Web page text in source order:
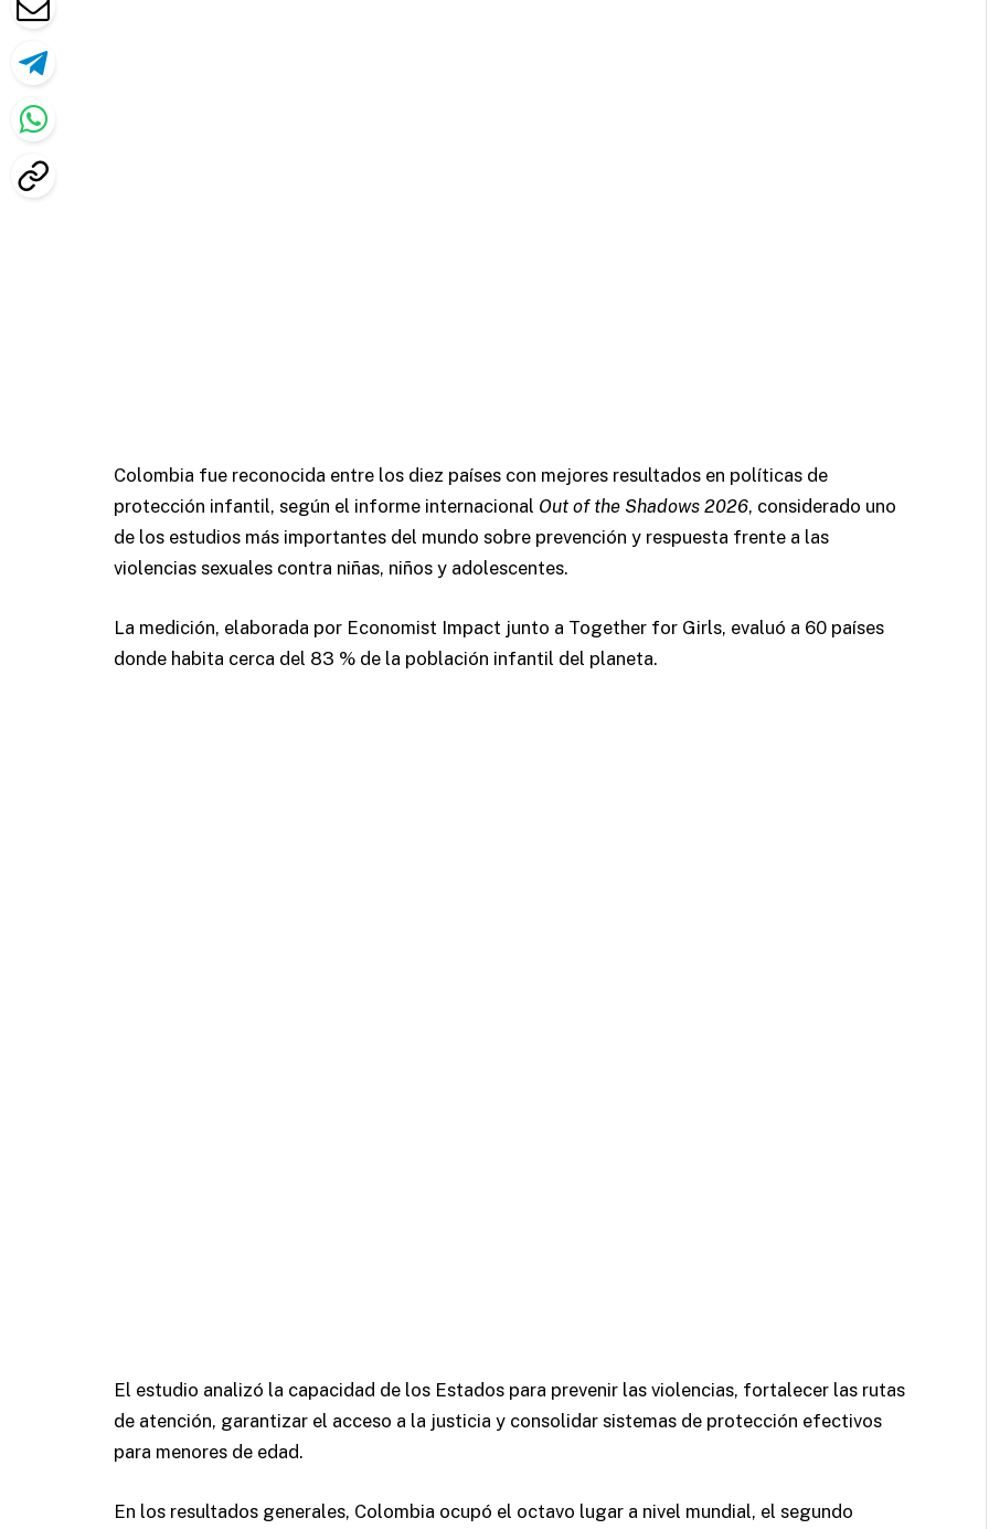
Colombia fue reconocida entre los diez países con mejores resultados en políticas de
protección infantil, según el informe internacional Out of the Shadows 2026, considerado uno
de los estudios más importantes del mundo sobre prevención y respuesta frente a las
violencias sexuales contra niñas, niños y adolescentes.
La medición, elaborada por Economist Impact junto a Together for Girls, evaluó a 60 países
donde habita cerca del 83 % de la población infantil del planeta.
El estudio analizó la capacidad de los Estados para prevenir las violencias, fortalecer las rutas
de atención, garantizar el acceso a la justicia y consolidar sistemas de protección efectivos
para menores de edad.
En los resultados generales, Colombia ocupó el octavo lugar a nivel mundial, el segundo